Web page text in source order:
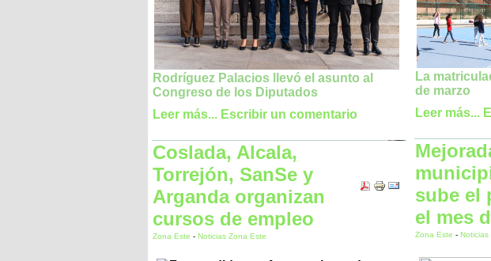
Rodríguez Palacios llevó el asunto al
Congreso de los Diputados
Leer más... Escribir un comentario
Coslada, Alcala,
Torrejón, SanSe y
Arganda organizan
cursos de empleo
Zona Este - Noticias Zona Este
La
de marzo
Leer más...
sube el
el mes
Zona Este - Noticias